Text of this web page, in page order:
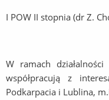
I POW II stopnia (dr Z.
W ramach działalności
współpracują z
Podkarpacia i Lublina,